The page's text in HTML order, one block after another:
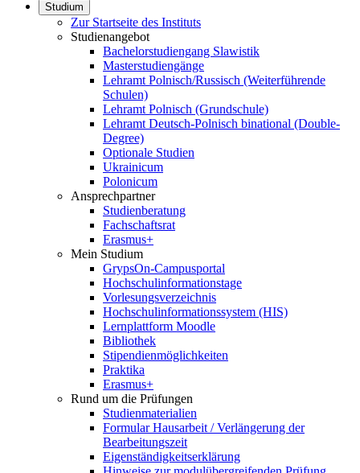
Studium
Zur Startseite des Instituts
Studienangebot
Bachelorstudiengang Slawistik
Masterstudiengänge
Lehramt Polnisch/Russisch (Weiterführende
Schulen)
Lehramt Polnisch (Grundschule)
Lehramt Deutsch-Polnisch binational (Double-
Degree)
Optionale Studien
Ukrainicum
Polonicum
Ansprechpartner
Studienberatung
Fachschaftsrat
Erasmus+
Mein Studium
GrypsOn-Campusportal
Hochschulinformationstage
Vorlesungsverzeichnis
Hochschulinformationssystem (HIS)
Lernplattform Moodle
Bibliothek
Stipendienmöglichkeiten
Praktika
Erasmus+
Rund um die Prüfungen
Studienmaterialien
Formular Hausarbeit / Verlängerung der
Bearbeitungszeit
Eigenständigkeitserklärung